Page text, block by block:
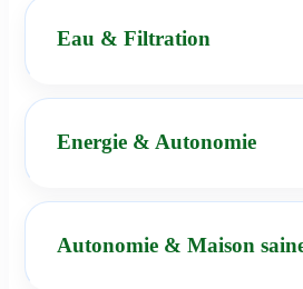
Eau & Filtration
Energie & Autonomie
Autonomie & Maison